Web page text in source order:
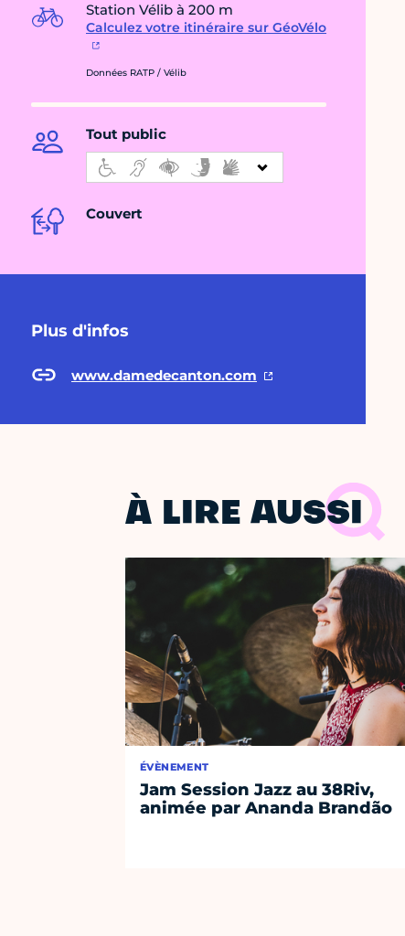
Station Vélib à 200 m
Calculez votre itinéraire sur GéoVélo
Données RATP / Vélib
Tout public
Couvert
Plus d'infos
www.damedecanton.com
À LIRE AUSSI
ÉVÈNEMENT
Jam Session Jazz au 38Riv,
animée par Ananda Brandão